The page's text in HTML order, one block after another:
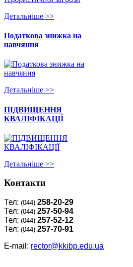
Детальнiше >>
Податкова знижка на
навчяння
Детальнiше >>
ПІДВИЩЕННЯ
КВАЛІФІКАЦІЇ
Детальнiше >>
Контакти
Тел: (044) 258-20-29
Тел: (044) 257-50-94
Тел: (044) 257-52-12
Тел: (044) 257-70-91
E-mail: rector@kkibp.edu.ua